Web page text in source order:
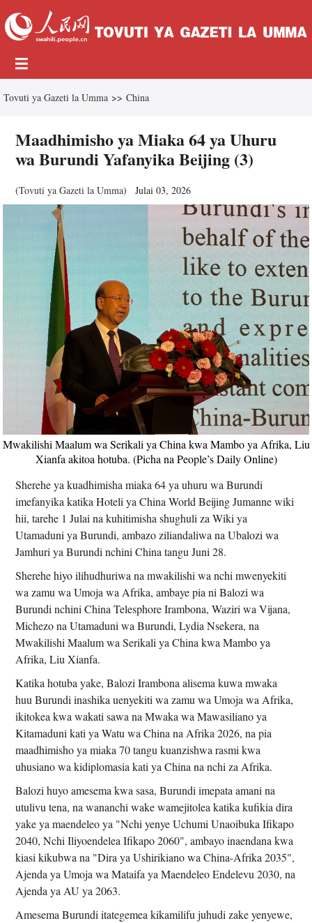
Tovuti ya Gazeti la Umma >> China
Maadhimisho ya Miaka 64 ya Uhuru
wa Burundi Yafanyika Beijing (3)
(Tovuti ya Gazeti la Umma) Julai 03, 2026
Mwakilishi Maalum wa Serikali ya China kwa Mambo ya Afrika, Liu
Xianfa akitoa hotuba. (Picha na People’s Daily Online)
Sherehe ya kuadhimisha miaka 64 ya uhuru wa Burundi
imefanyika katika Hoteli ya China World Beijing Jumanne wiki
hii, tarehe 1 Julai na kuhitimisha shughuli za Wiki ya
Utamaduni ya Burundi, ambazo ziliandaliwa na Ubalozi wa
Jamhuri ya Burundi nchini China tangu Juni 28.
Sherehe hiyo ilihudhuriwa na mwakilishi wa nchi mwenyekiti
wa zamu wa Umoja wa Afrika, ambaye pia ni Balozi wa
Burundi nchini China Telesphore Irambona, Waziri wa Vijana,
Michezo na Utamaduni wa Burundi, Lydia Nsekera, na
Mwakilishi Maalum wa Serikali ya China kwa Mambo ya
Afrika, Liu Xianfa.
Katika hotuba yake, Balozi Irambona alisema kuwa mwaka
huu Burundi inashika uenyekiti wa zamu wa Umoja wa Afrika,
ikitokea kwa wakati sawa na Mwaka wa Mawasiliano ya
Kitamaduni kati ya Watu wa China na Afrika 2026, na pia
maadhimisho ya miaka 70 tangu kuanzishwa rasmi kwa
uhusiano wa kidiplomasia kati ya China na nchi za Afrika.
Balozi huyo amesema kwa sasa, Burundi imepata amani na
utulivu tena, na wananchi wake wamejitolea katika kufikia dira
yake ya maendeleo ya "Nchi yenye Uchumi Unaoibuka Ifikapo
2040, Nchi Iliyoendelea Ifikapo 2060", ambayo inaendana kwa
kiasi kikubwa na "Dira ya Ushirikiano wa China-Afrika 2035",
Ajenda ya Umoja wa Mataifa ya Maendeleo Endelevu 2030, na
Ajenda ya AU ya 2063.
Amesema Burundi itategemea kikamilifu juhudi zake yenyewe,